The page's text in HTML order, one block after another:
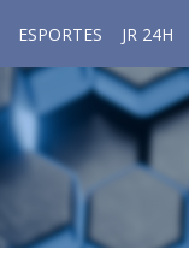
ESPORTES JR 24H